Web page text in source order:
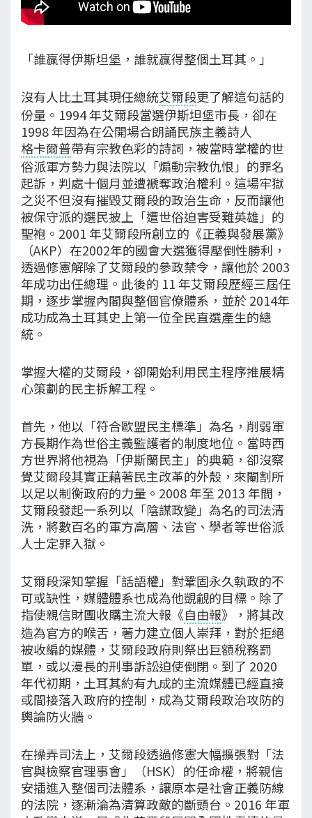
「誰贏得伊斯坦堡，誰就贏得整個土耳其。」
沒有人比土耳其現任總統艾爾段更了解這句話的
份量。1994 年艾爾段當選伊斯坦堡市長，卻在
1998 年因為在公開場合朗誦民族主義詩人
格卡爾普帶有宗教色彩的詩詞，被當時掌權的世
俗派軍方勢力與法院以「煽動宗教仇恨」的罪名
起訴，判處十個月並遭褫奪政治權利。這場牢獄
之災不但沒有摧毀艾爾段的政治生命，反而讓他
被保守派的選民披上「遭世俗迫害受難英雄」的
聖袍。2001 年艾爾段所創立的《正義與發展黨》
（AKP）在2002年的國會大選獲得壓倒性勝利，
透過修憲解除了艾爾段的參政禁令，讓他於 2003
年成功出任總理。此後的 11 年艾爾段歷經三屆任
期，逐步掌握內閣與整個官僚體系，並於 2014年
成功成為土耳其史上第一位全民直選產生的總
統。
掌握大權的艾爾段，卻開始利用民主程序推展精
心策劃的民主拆解工程。
首先，他以「符合歐盟民主標準」為名，削弱軍
方長期作為世俗主義監護者的制度地位。當時西
方世界將他視為「伊斯蘭民主」的典範，卻沒察
覺艾爾段其實正藉著民主改革的外殼，來閹割所
以足以制衡政府的力量。2008 年至 2013 年間，
艾爾段發起一系列以「陰謀政變」為名的司法清
洗，將數百名的軍方高層、法官、學者等世俗派
人士定罪入獄。
艾爾段深知掌握「話語權」對鞏固永久執政的不
可或缺性，媒體體系也成為他覬覦的目標。除了
指使親信財團收購主流大報《自由報》，將其改
造為官方的喉舌，著力建立個人崇拜，對於拒絕
被收編的媒體，艾爾段政府則祭出巨額稅務罰
單，或以漫長的刑事訴訟迫使倒閉。到了 2020
年代初期，土耳其約有九成的主流媒體已經直接
或間接落入政府的控制，成為艾爾段政治攻防的
輿論防火牆。
在操弄司法上，艾爾段透過修憲大幅擴張對「法
官與檢察官理事會」（HSK）的任命權，將親信
安插進入整個司法體系，讓原本是社會正義防線
的法院，逐漸淪為清算政敵的斷頭台。2016 年軍